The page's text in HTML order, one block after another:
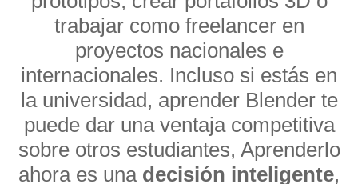
trabajar como freelancer en
proyectos nacionales e
internacionales. Incluso si estás en
la universidad, aprender Blender te
puede dar una ventaja competitiva
sobre otros estudiantes, Aprenderlo
ahora es una decisión inteligente,